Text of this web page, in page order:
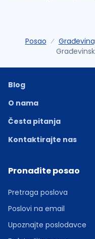
Posao
Blog
O nama
Česta pitanja
Kontaktirajte nas
Pronađite posao
Pretraga poslova
Poslovi na email
Upoznajte poslodavce